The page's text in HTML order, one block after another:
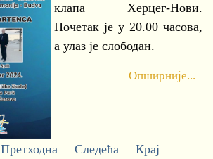
клапа Херцег-Нови.
Почетак је у 20.00 часова,
а улаз је слободан.
Опширније...
Претходна Следећа Крај